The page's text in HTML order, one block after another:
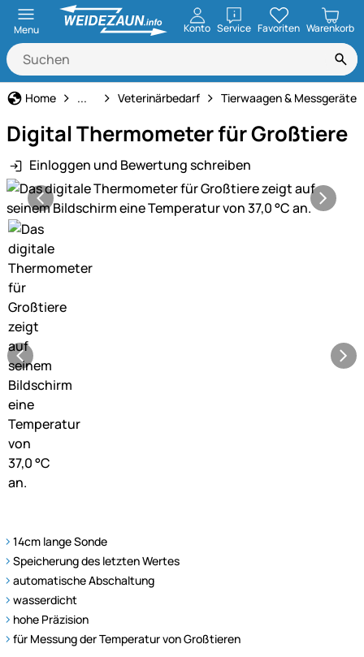
Menu Konto ServiceöffnenFavoriten Warenkorb
Home Tierbedarf
... Veterinärbedarf Tierwaagen & Messgeräte
Digital Thermometer für Großtiere
Einloggen und Bewertung schreiben
Produktgalerie
14cm lange Sonde
Speicherung des letzten Wertes
automatische Abschaltung
wasserdicht
hohe Präzision
für Messung der Temperatur von Großtieren